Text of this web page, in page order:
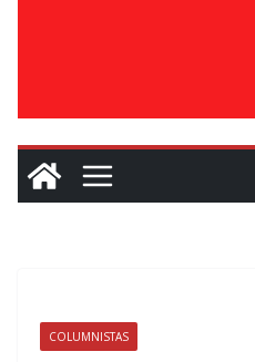
COLUMNISTAS